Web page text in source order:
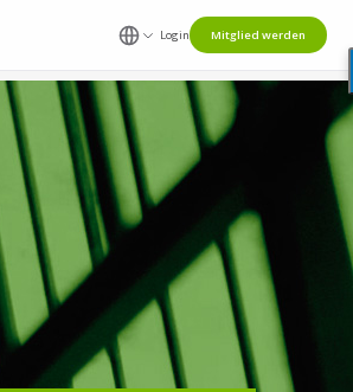
Login Mitglied werden